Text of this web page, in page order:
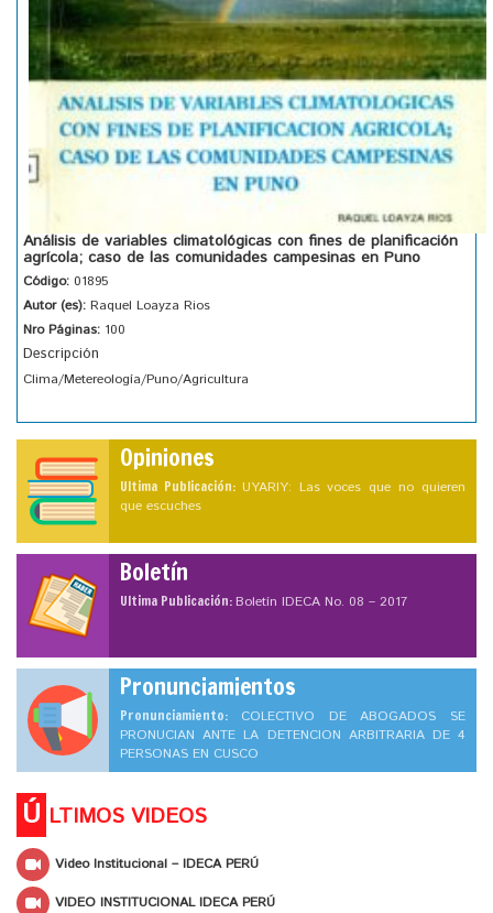
Análisis de variables climatológicas con fines de planificación
agrícola; caso de las comunidades campesinas en Puno
Código: 01895
Autor (es): Raquel Loayza Rios
Nro Páginas: 100
Descripción
Clima/Metereología/Puno/Agricultura
Opiniones
Ultima Publicación: UYARIY: Las voces que no quieren
que escuches
Boletín
Ultima Publicación:Boletín IDECA No. 08 – 2017
Pronunciamientos
Pronunciamiento: COLECTIVO DE ABOGADOS SE
PRONUCIAN ANTE LA DETENCION ARBITRARIA DE 4
PERSONAS EN CUSCO
Ú LTIMOS VIDEOS
Video Institucional – IDECA PERÚ
VIDEO INSTITUCIONAL IDECA PERÚ